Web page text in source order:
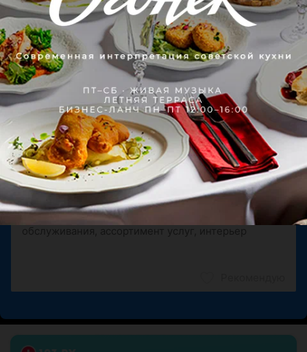
Оч качественный массаж, расслабляет, и если делать
курс дает эффект.
Советую девушка профессионал своего дела.
Массаж лица
Показать ещё
Поделитесь мнением